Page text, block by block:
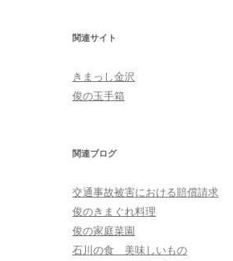
関連サイト
きまっし金沢
俊の玉手箱
関連ブログ
交通事故被害における賠償請求
俊のきまぐれ料理
俊の家庭菜園
石川の食 美味しいもの